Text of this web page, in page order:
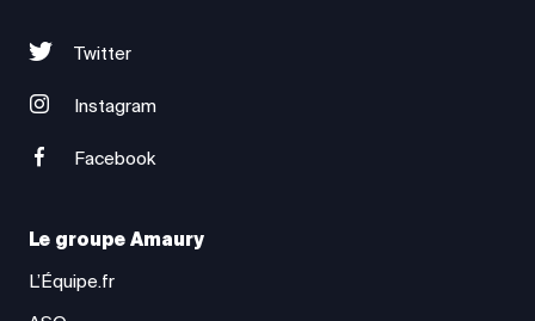
Twitter
Instagram
Facebook
Le groupe Amaury
L’Équipe.fr